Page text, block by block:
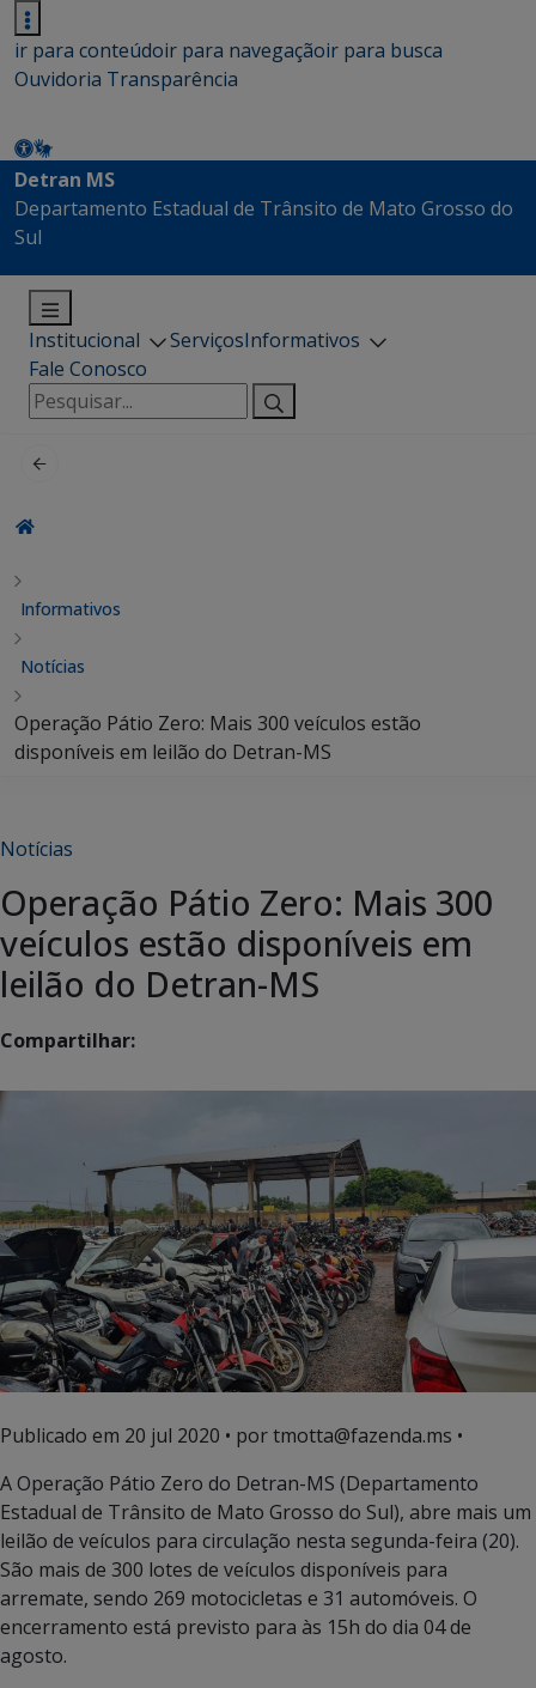
ir para conteúdoir para navegaçãoir para busca
Ouvidoria Transparência
Detran MS
Departamento Estadual de Trânsito de Mato Grosso do
Sul
Institucional ServiçosInformativos
Fale Conosco
Pesquisar
por:
Informativos
Notícias
Operação Pátio Zero: Mais 300 veículos estão
disponíveis em leilão do Detran-MS
Notícias
Operação Pátio Zero: Mais 300
veículos estão disponíveis em
leilão do Detran-MS
Compartilhar:
Publicado em 20 jul 2020 • por tmotta@fazenda.ms •
A Operação Pátio Zero do Detran-MS (Departamento
Estadual de Trânsito de Mato Grosso do Sul), abre mais um
leilão de veículos para circulação nesta segunda-feira (20).
São mais de 300 lotes de veículos disponíveis para
arremate, sendo 269 motocicletas e 31 automóveis. O
encerramento está previsto para às 15h do dia 04 de
agosto.